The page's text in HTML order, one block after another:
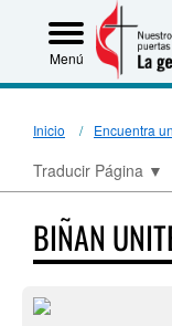
Menú
Inicio Encuentra
Traducir Página ▼
BIÑAN